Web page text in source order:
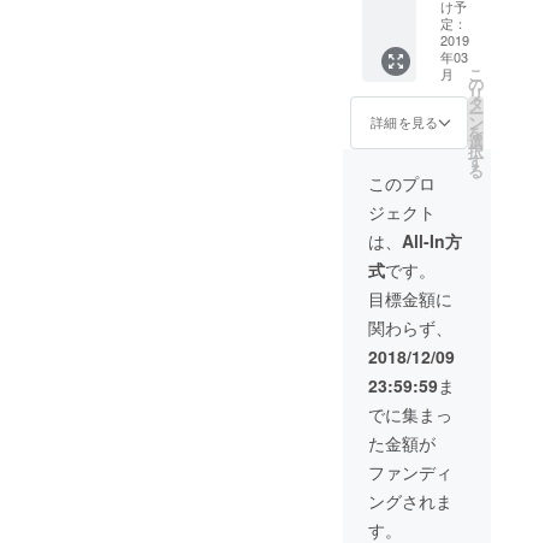
きま
す。ま
たお写
真につ
きまし
てはご
来店時
フにて
撮影さ
せてい
ただく
か、ご
希望に
よりご
自身で
お持ち
の写真
をデー
タにて
お送り
くださ
い。 ※
オープ
ン前試
食会に
招待●指
定席永
年優先
予約権
※マイ
カップ
は当店
にて
キープ
とさせ
ていた
だきま
す ※お
写真に
はお名
前ニッ
クネー
ム企業
名など
を入れ
させて
いただ
きま
す。ま
たお写
真につ
リンク
無料チ
ケット
×1(全て
のドリ
ンクメ
ニュー
にご利
用いた
だけま
す)●オ
リジナ
ルマイ
カップ
×1●ご愛
車の写
真店内
掲載権
(大サイ
ズ)●指
定席永
年優先
予約権●
オリジ
ナルブ
レス
け予
定：
2019
年03
月
詳細を見る
こ
の
リ
タ
ー
ン
を
選
択
す
る
このプロ
ジェクト
は、 All-In方
式です。
目標金額に
関わらず、
2018/12/09
23:59:59ま
でに集まっ
た金額が
ファンディ
ングされま
す。